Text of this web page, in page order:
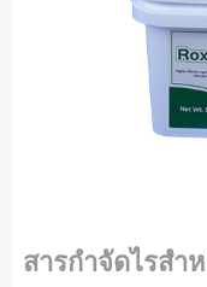
สารกำจัดไรสำ